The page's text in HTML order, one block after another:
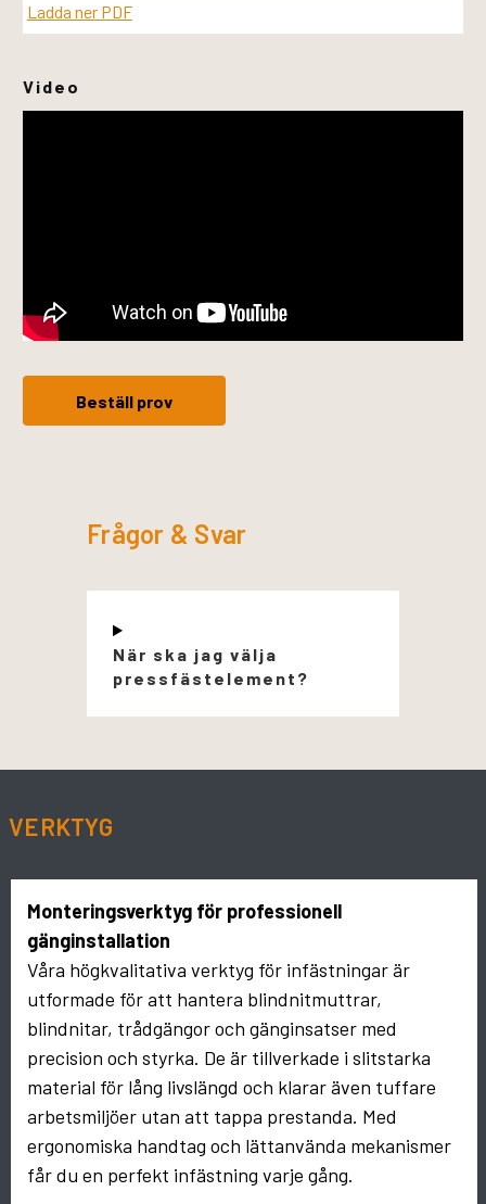
Ladda ner PDF
Video
Beställ prov
Frågor & Svar
När ska jag välja
pressfästelement?
VERKTYG
Monteringsverktyg för professionell
gänginstallation
Våra högkvalitativa verktyg för infästningar är
utformade för att hantera blindnitmuttrar,
blindnitar, trådgängor och gänginsatser med
precision och styrka. De är tillverkade i slitstarka
material för lång livslängd och klarar även tuffare
arbetsmiljöer utan att tappa prestanda. Med
ergonomiska handtag och lättanvända mekanismer
får du en perfekt infästning varje gång.